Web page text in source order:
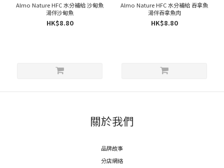
Almo Nature HFC 水分補給 沙甸魚
湯伴沙甸魚
HK$8.80
Almo Nature HFC 水分補給 吞拿魚
湯伴吞拿魚肉
HK$8.80
關於我們
品牌故事
分店網絡